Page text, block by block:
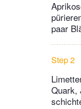
paar
Step 2
Quark,